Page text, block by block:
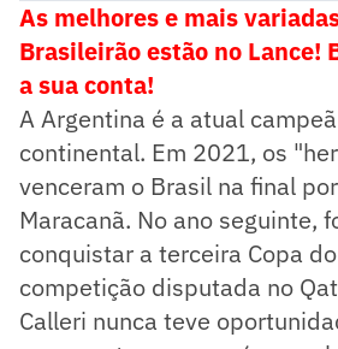
As melhores e mais
Brasileirão estão no Lance!
a sua conta!
A Argentina é a atual
continental. Em 2021, os
venceram o Brasil na final
Maracanã. No ano seguinte,
conquistar a terceira Copa
competição disputada no
Calleri nunca teve